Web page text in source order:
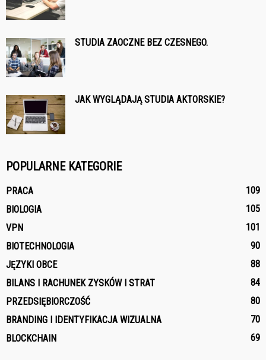
STUDIA ZAOCZNE BEZ CZESNEGO.
JAK WYGLĄDAJĄ STUDIA AKTORSKIE?
POPULARNE KATEGORIE
PRACA
109
BIOLOGIA
105
VPN
101
BIOTECHNOLOGIA
90
JĘZYKI OBCE
88
BILANS I RACHUNEK ZYSKÓW I STRAT
84
PRZEDSIĘBIORCZOŚĆ
80
BRANDING I IDENTYFIKACJA WIZUALNA
70
BLOCKCHAIN
69